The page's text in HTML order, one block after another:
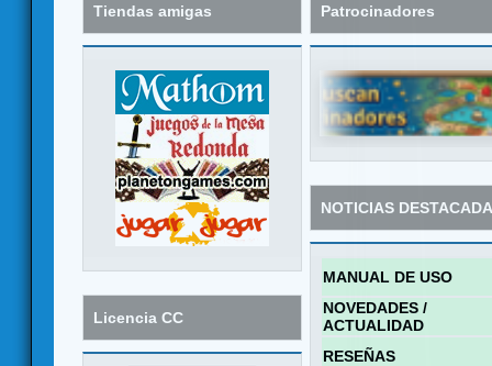
Tiendas amigas
Licencia CC
Patrocinadores
NOTICIAS
MANUAL DE USO
NOVEDADES /
ACTUALIDAD
RESEÑAS